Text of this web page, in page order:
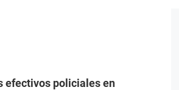
efectivos policiales en